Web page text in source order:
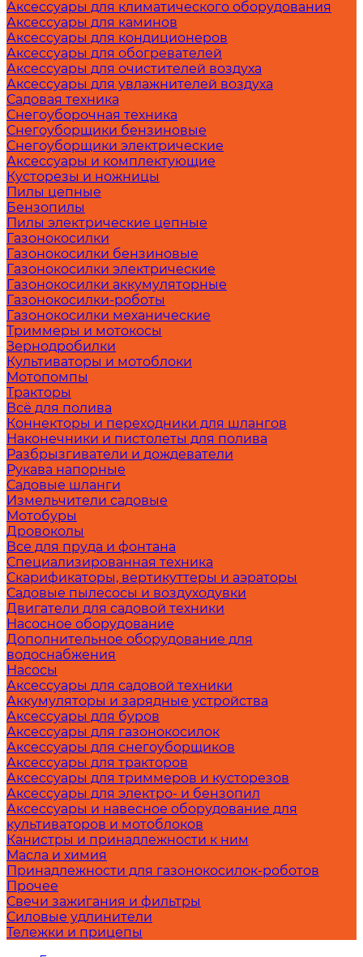
Аксессуары для климатического оборудования
Аксессуары для каминов
Аксессуары для кондиционеров
Аксессуары для обогревателей
Аксессуары для очистителей воздуха
Аксессуары для увлажнителей воздуха
Садовая техника
Снегоуборочная техника
Снегоуборщики бензиновые
Снегоуборщики электрические
Аксессуары и комплектующие
Кусторезы и ножницы
Пилы цепные
Бензопилы
Пилы электрические цепные
Газонокосилки
Газонокосилки бензиновые
Газонокосилки электрические
Газонокосилки аккумуляторные
Газонокосилки-роботы
Газонокосилки механические
Триммеры и мотокосы
Зернодробилки
Культиваторы и мотоблоки
Мотопомпы
Тракторы
Всё для полива
Коннекторы и переходники для шлангов
Наконечники и пистолеты для полива
Разбрызгиватели и дождеватели
Рукава напорные
Садовые шланги
Измельчители садовые
Мотобуры
Дровоколы
Все для пруда и фонтана
Специализированная техника
Скарификаторы, вертикуттеры и аэраторы
Садовые пылесосы и воздуходувки
Двигатели для садовой техники
Насосное оборудование
Дополнительное оборудование для
водоснабжения
Насосы
Аксессуары для садовой техники
Аккумуляторы и зарядные устройства
Аксессуары для буров
Аксессуары для газонокосилок
Аксессуары для снегоуборщиков
Аксессуары для тракторов
Аксессуары для триммеров и кусторезов
Аксессуары для электро- и бензопил
Аксессуары и навесное оборудование для
культиваторов и мотоблоков
Канистры и принадлежности к ним
Масла и химия
Принадлежности для газонокосилок-роботов
Прочее
Свечи зажигания и фильтры
Силовые удлинители
Тележки и прицепы